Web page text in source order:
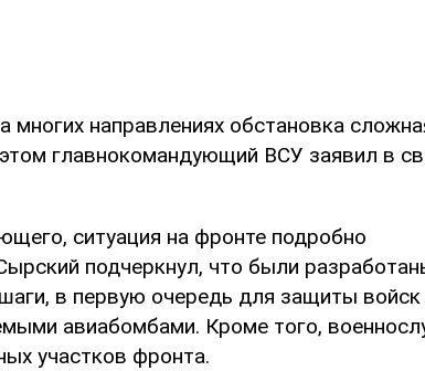
многих направлениях обстановка
главнокомандующий ВСУ заявил в
ситуация на фронте подробно
подчеркнул, что были
в первую очередь для защиты
авиабомбами. Кроме того,
участков фронта.